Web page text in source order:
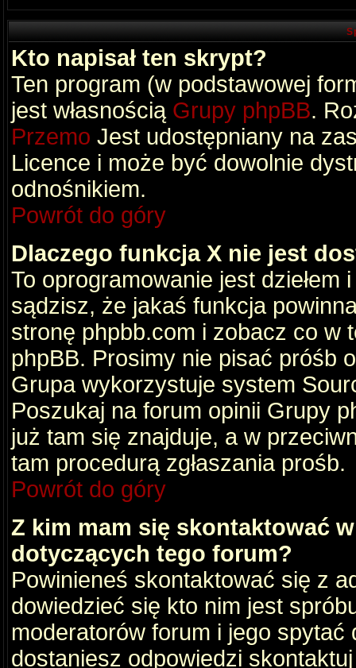
Kto napisał ten skrypt?
Ten program (w podstawowej
jest własnością Grupy phpBB.
Przemo Jest udostępniany na
Licence i może być dowolnie
odnośnikiem.
Powrót do góry
Dlaczego funkcja X nie jest
To oprogramowanie jest dziełem
sądzisz, że jakaś funkcja
stronę phpbb.com i zobacz co w
phpBB. Prosimy nie pisać próśb
Grupa wykorzystuje system
Poszukaj na forum opinii Grupy
już tam się znajduje, a w
tam procedurą zgłaszania prośb.
Powrót do góry
Z kim mam się skontaktować
dotyczących tego forum?
Powinieneś skontaktować się z
dowiedzieć się kto nim jest
moderatorów forum i jego
dostaniesz odpowiedzi